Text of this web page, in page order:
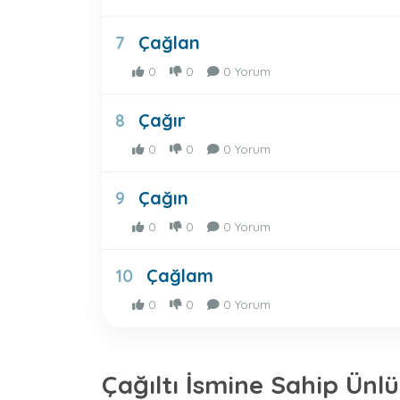
7 Çağlan
0 0 0 Yorum
8 Çağır
0 0 0 Yorum
9 Çağın
0 0 0 Yorum
10 Çağlam
0 0 0 Yorum
Çağıltı İsmine Sahip